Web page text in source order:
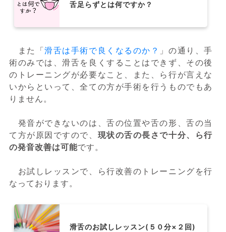
舌足らずとは何ですか？
また「滑舌は手術で良くなるのか？ 」の通り、手
術のみでは、滑舌を良くすることはできず、その後
のトレーニングが必要なこと、また、ら行が言えな
いからといって、全ての方が手術を行うものでもあ
りません。
発音ができないのは、舌の位置や舌の形、舌の当
て方が原因ですので、 現状の舌の長さで十分、ら行
の発音改善は可能です。
お試しレッスンで、ら行改善のトレーニングを行
なっております。
滑舌のお試しレッスン(５０分×２回)